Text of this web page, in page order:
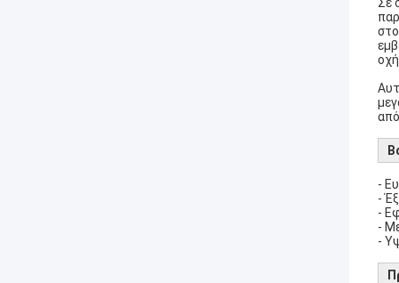
-
-
-
-
-